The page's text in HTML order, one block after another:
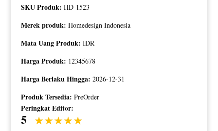
SKU Produk: HD-1523
Merek produk: Homedesign Indonesia
Mata Uang Produk: IDR
Harga Produk: 12345678
Harga Berlaku Hingga: 2026-12-31
Produk Tersedia: PreOrder
Peringkat Editor:
5